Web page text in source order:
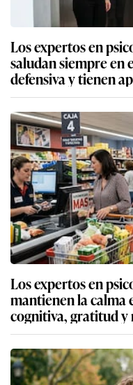
Los expertos en
saludan siempre en
defensiva y tienen
Los expertos en
mantienen la calma
cognitiva, gratitud